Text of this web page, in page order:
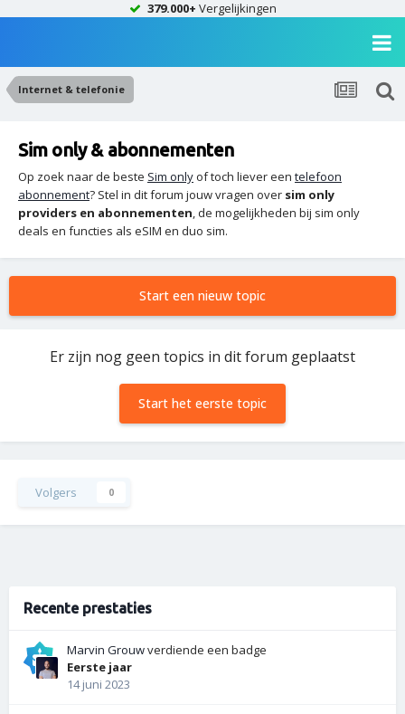
379.000+ Vergelijkingen
Internet & telefonie
Sim only & abonnementen
Op zoek naar de beste Sim onlyof toch liever een telefoon
abonnement? Stel in dit forum jouw vragen over sim only
providers en abonnementen , de mogelijkheden bij sim only
deals en functies als eSIM en duo sim.
Start een nieuw topic
Er zijn nog geen topics in dit forum geplaatst
Start het eerste topic
Volgers 0
Recente prestaties
Marvin Grouwverdiende een badge
Eerste jaar
14 juni 2023